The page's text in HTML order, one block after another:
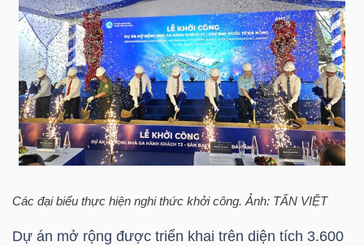
Các đại biểu thực hiện nghi thức khởi công. Ảnh: TẤN VIỆT
Dự án mở rộng được triển khai trên diện tích 3.600
GIỚI
ĐÔNG
DƯƠNG
CÁ